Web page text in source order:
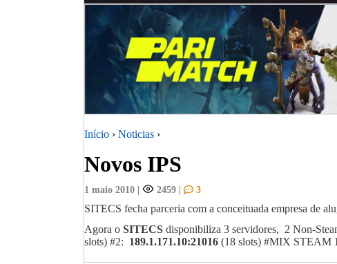
Início › Noticias ›
Novos IPS
1 maio 2010 | 2459 | 3
SITECS fecha parceria com a conceituada empresa de
Agora o SITECS disponibiliza 3 servidores, 2 Non-
slots) #2: 189.1.171.10:21016 (18 slots) #MIX STEAM